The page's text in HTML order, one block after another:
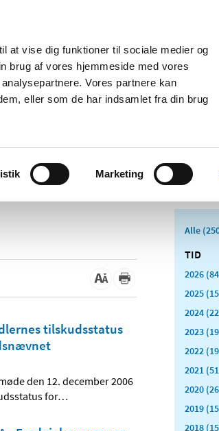
at vise dig funktioner til sociale medier og
brug af vores hjemmeside med vores
Vores partnere kan
eller som de har indsamlet fra din brug
Marketing
Om os Kontakt Udgivelser
Apoteker og salg af
Medicinsk
tilskudsstatus
den 12. december 2006
for…
Alle
TID
2026
2025
2024
2023
2022
2021
2020
2019
2018